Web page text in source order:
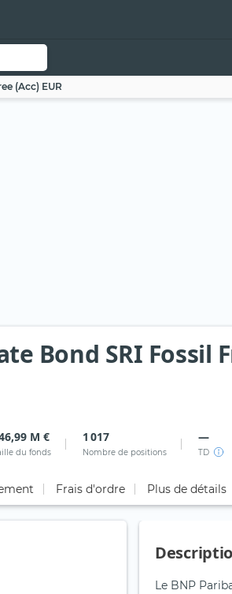
(Acc) EUR
Bond SRI Fossil
M €
du fonds
1 017
Nombre de positions
—
TD
Frais d'ordre Plus de détails
Le BNP